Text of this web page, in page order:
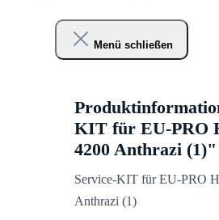
Menü schließen
KIT für EU-PRO
4200 Anthrazi (1)"
Service-KIT für EU-PRO
Anthrazi (1)